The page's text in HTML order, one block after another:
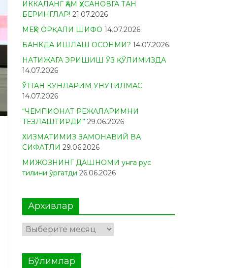
ИККАЛАНГ ҲАМ ҲУСАНОВГА ТАН
БЕРИНГЛАР! 21.07.2026
МЕҲР ОРҚАЛИ ШИФО 14.07.2026
БАНКДА ИШЛАШ ОСОНМИ? 14.07.2026
НАТИЖАГА ЭРИШИШ ЎЗ ҚЎЛИМИЗДА
14.07.2026
ЎТГАН КУНЛАРИМ УНУТИЛМАС
14.07.2026
“ЧЕМПИОНАТ РЕЖАЛАРИМНИ
ТЕЗЛАШТИРДИ” 29.06.2026
ХИЗМАТИМИЗ ЗАМОНАВИЙ ВА
СИФАТЛИ 29.06.2026
МИЖОЗНИНГ ДАШНОМИ унга рус
тилини ўргатди 26.06.2026
Архивлар
Архивлар
Бўлимлар